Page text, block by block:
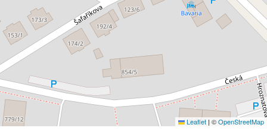
Leaflet |©OpenStreetMap